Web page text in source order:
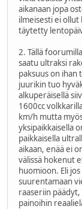
aikanaan jopa
ilmeisesti ei
täytetty
2. Tällä
saatu ultraksi
paksuus on ihan
juurikin tuo
alkuperäisellä
1600cc
km/h mutta
yksipaikkaisella
paikkaisella
aikaan, enää ei
välissä hokenut
huomioon. Eli
suurentamaan
raaseriin
painoihin